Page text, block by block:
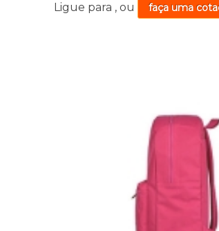
Ligue para ,ou faça uma